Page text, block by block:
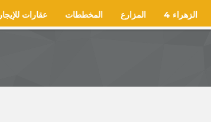
عقارات للإيجار المخططات المزارع الزهراء 4